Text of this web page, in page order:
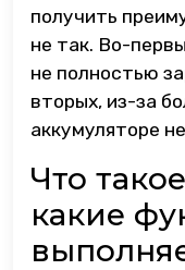
получить
не так. Во-
не полностью
вторых, из-за
аккумуляторе
Что
какие